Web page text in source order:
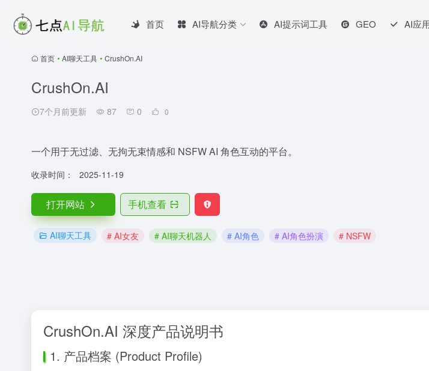
首页 AI导航分类 AI提示词工具 GEO AI应
首页 • AI聊天工具 • CrushOn.AI
CrushOn.AI
7个月前更新 87 0 0
一个用于无过滤、无拘无束情感和 NSFW AI 角色互动的平台。
收录时间： 2025-11-19
打开网站 手机查看
AI聊天工具 # AI女友 # AI聊天机器人 # AI角色 # AI角色扮演 # NSFW
CrushOn.AI 深度产品说明书
1. 产品档案 (Product Profile)